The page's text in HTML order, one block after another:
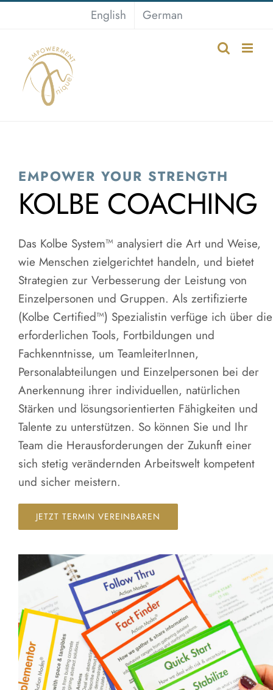
English German
EMPOWER YOUR STRENGTH
KOLBE COACHING
Das Kolbe System™ analysiert die Art und Weise,
wie Menschen zielgerichtet handeln, und bietet
Strategien zur Verbesserung der Leistung von
Einzelpersonen und Gruppen. Als zertifizierte
(Kolbe Certified™) Spezialistin verfüge ich über die
erforderlichen Tools, Fortbildungen und
Fachkenntnisse, um TeamleiterInnen,
Personalabteilungen und Einzelpersonen bei der
Anerkennung ihrer individuellen, natürlichen
Stärken und lösungsorientierten Fähigkeiten und
Talente zu unterstützen. So können Sie und Ihr
Team die Herausforderungen der Zukunft einer
sich stetig verändernden Arbeitswelt kompetent
und sicher meistern.
JETZT TERMIN VEREINBAREN